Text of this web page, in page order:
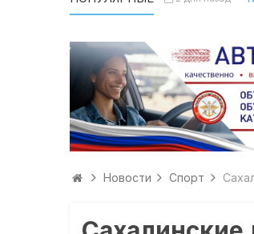
Новости Спорт